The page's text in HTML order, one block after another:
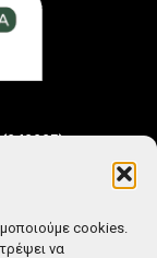
cookies.
να